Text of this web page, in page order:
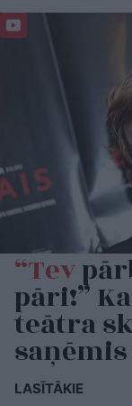
“Tev
pāri!”
teātra
LASĪTĀKIE